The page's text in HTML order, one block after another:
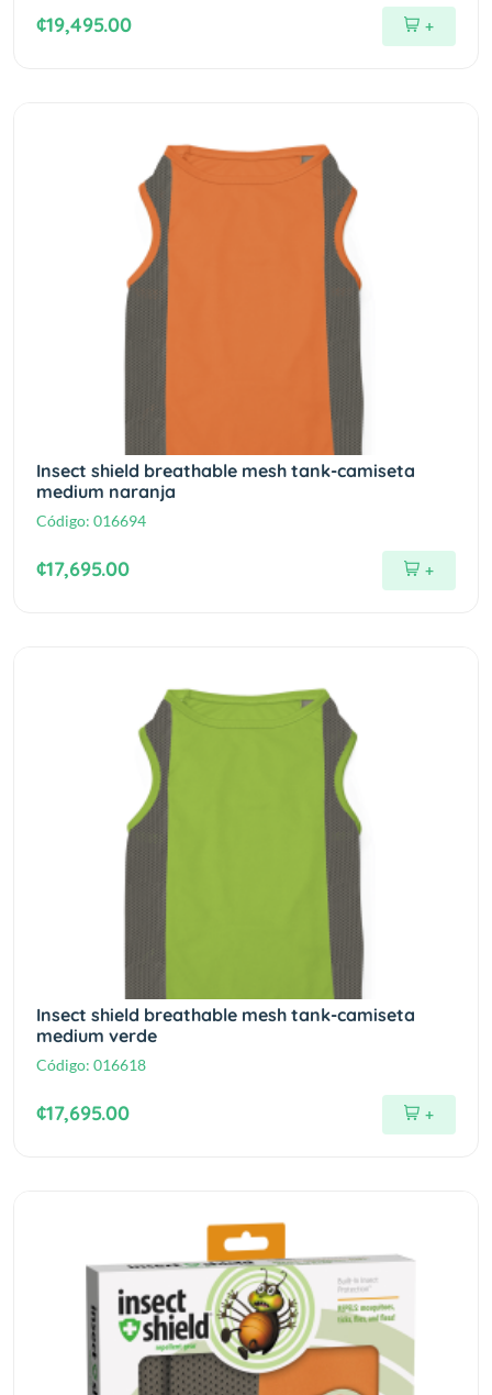
¢19,495.00 +
Insect shield breathable mesh tank-camiseta
medium naranja
Código: 016694
¢17,695.00 +
Insect shield breathable mesh tank-camiseta
medium verde
Código: 016618
¢17,695.00 +